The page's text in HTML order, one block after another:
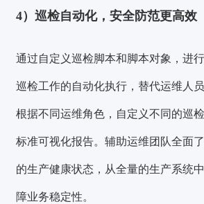
4）巡检自动化，安全防范更高效
通过自定义巡检脚本和脚本对象，进
巡检工作的自动化执行，替代运维人
根据不同运维角色，自定义不同的巡
标准可视化报告。辅助运维团队全面
的生产健康状态，从全量的生产系统
障业务稳定性。